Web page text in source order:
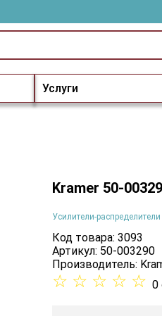
Услуги
Kramer 50-
Усилители-
Код товара: 3093
Артикул: 50-003290
Производитель:
☆ ☆ ☆ ☆ ☆ 0